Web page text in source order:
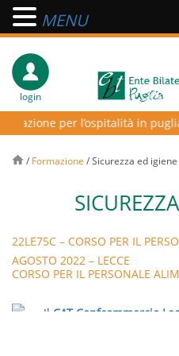
login
per l’ospitalità in
/ Formazione /Sicurezza ed igiene
22LE75C – CORSO PER IL
AGOSTO 2022 – LECCE
CORSO PER IL PERSONALE
Il CAT Confcommercio
mensile, corsi di formazione
MENU